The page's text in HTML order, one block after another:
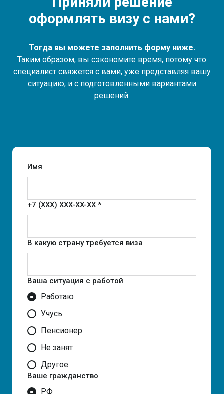
оформлять визу с нами?
Тогда вы можете заполнить форму ниже.
Таким образом, вы сэкономите время, потому что
специалист свяжется с вами, уже представляя вашу
ситуацию, и с подготовленными вариантами
решений.
Имя
+7 (XXX) XXX-XX-XX *
В какую страну требуется виза
Ваша ситуация с работой
Работаю
Учусь
Пенсионер
Не занят
Другое
Ваше гражданство
РФ